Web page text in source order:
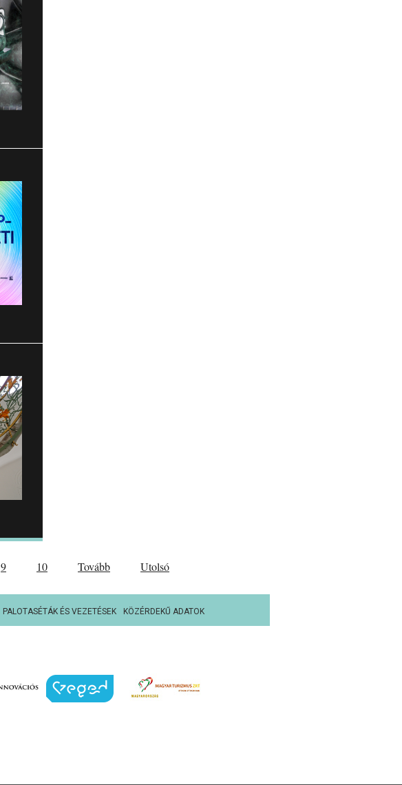
9 10 Tovább Utolsó
PALOTASÉTÁK ÉS VEZETÉSEK KÖZÉRDEKŰ ADATOK